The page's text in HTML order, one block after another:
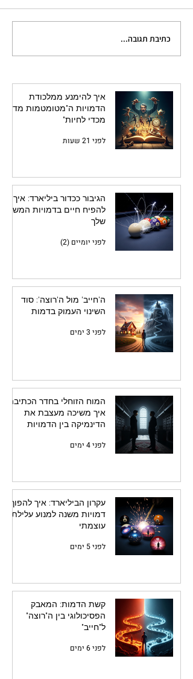
הגיבור ככדור ביליארד: איך
להפיח חיים בדמויות המשנה
כתיבת תגובה...
איך להימנע ממלכודת
הדמויות ה"מטומטמות מדי
מכדי לחיות"
לפני 21 שעות
הגיבור ככדור ביליארד: איך
להפיח חיים בדמויות המשנה
שלך
לפני יומיים (2)
ה'חייב' מול ה'רוצה': סוד
השינוי העמוק בדמות
לפני 3 ימים
המוח הזוחלי בחדר הכתיבה:
איך משיכה מעצבת את
הדינמיקה בין הדמויות
לפני 4 ימים
עקרון הביליארד: איך להפוך
דמויות משנה למנוע עלילתי
עוצמתי
לפני 5 ימים
קשת הדמות: המאבק
הפסיכולוגי בין ה"רוצה"
ל"חייב"
לפני 6 ימים